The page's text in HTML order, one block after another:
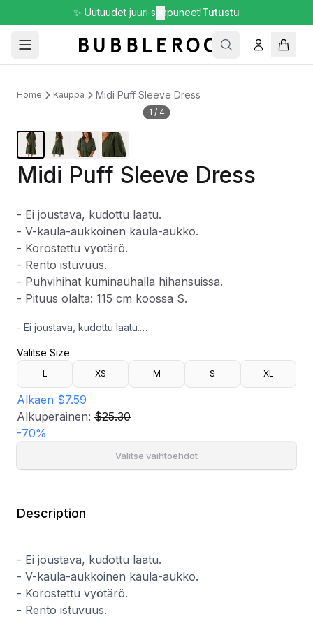
✨ Uutuudet juuri saapuneet!Tutustu
Home Kauppa Midi Puff Sleeve Dress
1 / 4
Midi Puff Sleeve Dress
- Ei joustava, kudottu laatu.
- V-kaula-aukkoinen kaula-aukko.
- Korostettu vyötärö.
- Rento istuvuus.
- Puhvihihat kuminauhalla hihansuissa.
- Pituus olalta: 115 cm koossa S.
- Ei joustava, kudottu laatu.
- Korostettu vyötärö.
- Rento istuvuus.
- Puhvihihat kuminauhalla hihansuissa.
Valitse Size
L XS M S XL
Alkaen $7.59
Alkuperäinen: $25.30
-70%
Valitse vaihtoehdot
Description
- Ei joustava, kudottu laatu.
- V-kaula-aukkoinen kaula-aukko.
- Korostettu vyötärö.
- Rento istuvuus.